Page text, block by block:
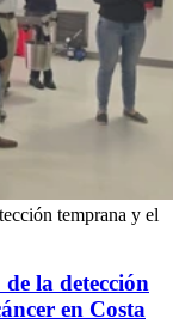
temprana y el
la detección
en Costa